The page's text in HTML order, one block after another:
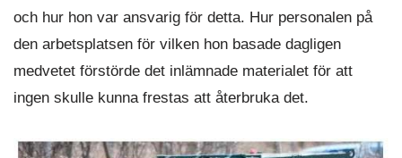
och hur hon var ansvarig för detta. Hur personalen på
den arbetsplatsen för vilken hon basade dagligen
medvetet förstörde det inlämnade materialet för att
ingen skulle kunna frestas att återbruka det.